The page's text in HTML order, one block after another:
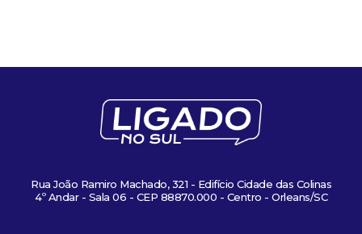
Rua João Ramiro Machado, 321 - Edifício Cidade das Colinas
4º Andar - Sala 06 - CEP 88870.000 - Centro - Orleans/SC